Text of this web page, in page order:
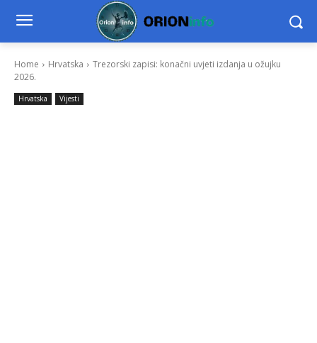
Home Hrvatska
Trezorski zapisi: konačni uvjeti izdanja u ožujku
2026.
Hrvatska Vijesti